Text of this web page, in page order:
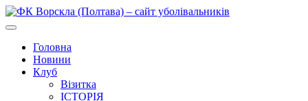
Головна
Новини
Клуб
Візитка
ІСТОРІЯ